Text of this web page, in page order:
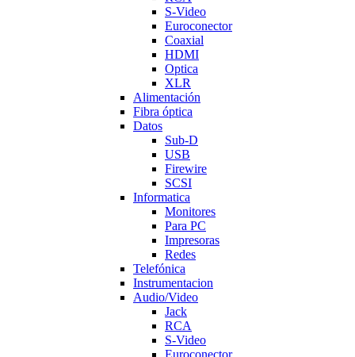
S-Video
Euroconector
Coaxial
HDMI
Optica
XLR
Alimentación
Fibra óptica
Datos
Sub-D
USB
Firewire
SCSI
Informatica
Monitores
Para PC
Impresoras
Redes
Telefónica
Instrumentacion
Audio/Video
Jack
RCA
S-Video
Euroconector